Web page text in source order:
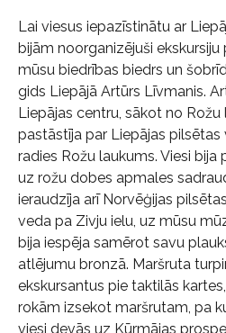
Lai viesus iepazīstinātu ar
bijām noorganizējuši ekskursiju
mūsu biedrības biedrs un
gids Liepājā Artūrs Līvmanis.
Liepājas centru, sākot no Rožu
pastāstīja par Liepājas pilsētas
radies Rožu laukums. Viesi
uz rožu dobes apmales
ieraudzīja arī Norvēģijas
veda pa Zivju ielu, uz mūsu
bija iespēja samērot savu
atlējumu bronzā. Maršruta
ekskursantus pie taktilās
rokām izsekot maršrutam, pa
viesi devās uz Kūrmājas